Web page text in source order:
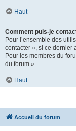
Haut
Comment puis-je
Pour l’ensemble des
contacter », si ce dernier
Pour les membres du
du forum ».
Haut
Accueil du forum